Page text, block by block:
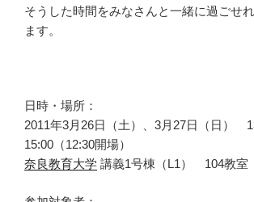
そうした時間をみなさんと一緒に過ごせ
ます。
日時・場所：
2011年3月26日（土）、3月27日（日）
15:00（12:30開場）
奈良教育大学 講義1号棟（L1） 104教室